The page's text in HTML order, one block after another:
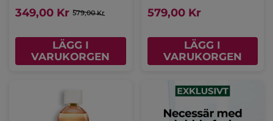
349,00 Kr 579,00 Kr
LÄGG I
VARUKORGEN
579,00 Kr
LÄGG I
VARUKORGEN